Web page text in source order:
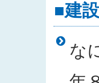
■建
な